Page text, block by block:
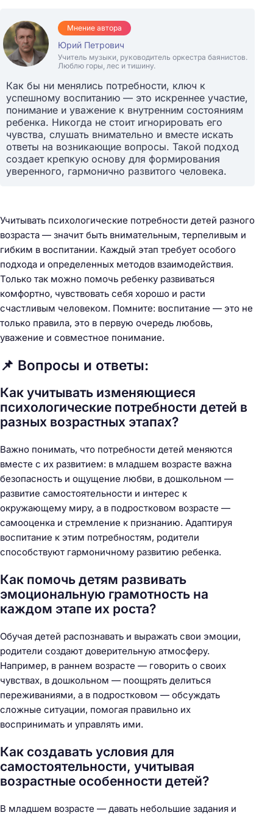
Мнение автора
Юрий Петрович
Учитель музыки, руководитель оркестра баянистов.
Люблю горы, лес и тишину.
Как бы ни менялись потребности, ключ к
успешному воспитанию — это искреннее участие,
понимание и уважение к внутренним состояниям
ребенка. Никогда не стоит игнорировать его
чувства, слушать внимательно и вместе искать
ответы на возникающие вопросы. Такой подход
создает крепкую основу для формирования
уверенного, гармонично развитого человека.
Учитывать психологические потребности детей разного
возраста — значит быть внимательным, терпеливым и
гибким в воспитании. Каждый этап требует особого
подхода и определенных методов взаимодействия.
Только так можно помочь ребенку развиваться
комфортно, чувствовать себя хорошо и расти
счастливым человеком. Помните: воспитание — это не
только правила, это в первую очередь любовь,
уважение и совместное понимание.
📌 Вопросы и ответы:
Как учитывать изменяющиеся
психологические потребности детей в
разных возрастных этапах?
Важно понимать, что потребности детей меняются
вместе с их развитием: в младшем возрасте важна
безопасность и ощущение любви, в дошкольном —
развитие самостоятельности и интерес к
окружающему миру, а в подростковом возрасте —
самооценка и стремление к признанию. Адаптируя
воспитание к этим потребностям, родители
способствуют гармоничному развитию ребенка.
Как помочь детям развивать
эмоциональную грамотность на
каждом этапе их роста?
Обучая детей распознавать и выражать свои эмоции,
родители создают доверительную атмосферу.
Например, в раннем возрасте — говорить о своих
чувствах, в дошкольном — поощрять делиться
переживаниями, а в подростковом — обсуждать
сложные ситуации, помогая правильно их
воспринимать и управлять ими.
Как создавать условия для
самостоятельности, учитывая
возрастные особенности детей?
В младшем возрасте — давать небольшие задания и